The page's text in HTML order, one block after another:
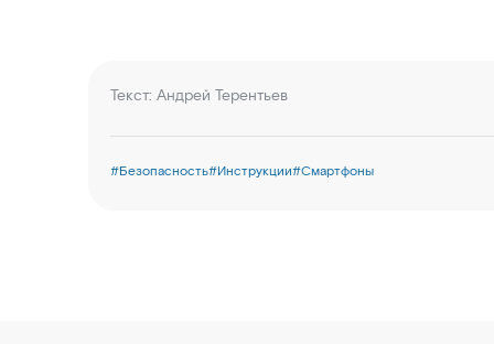
Текст: Андрей Терентьев
#Безопасность#Инструкции#Смартфоны